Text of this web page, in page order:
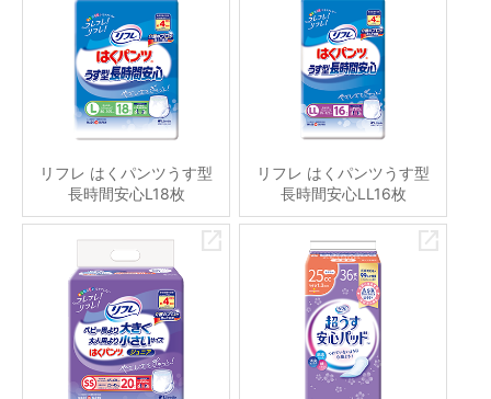
リフレ はくパンツうす型
長時間安心L18枚
リフレ はくパンツうす型
長時間安心LL16枚